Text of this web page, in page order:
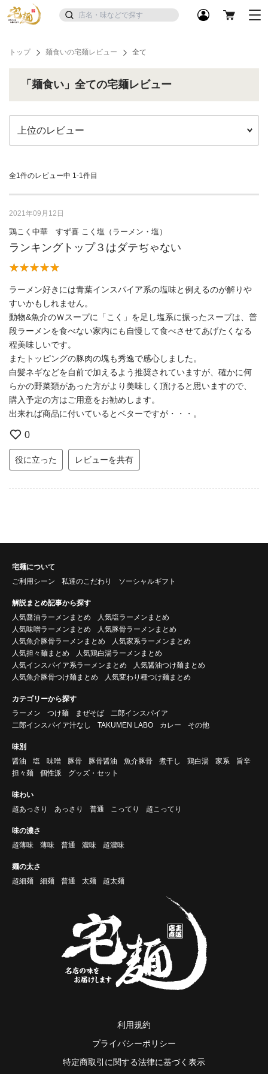
トップ 麺食いの宅麺レビュー 全て
「麺食い」全ての宅麺レビュー
全1件のレビュー中 1-1件目
2021年09月12日
鶏こく中華 すず喜 こく塩（ラーメン・塩）
ランキングトップ３はダテぢゃない
ラーメン好きには青葉インスパイア系の塩味と例えるのが解りや
すいかもしれません。
動物&魚介のＷスープに「こく」を足し塩系に振ったスープは、普
段ラーメンを食べない家内にも自慢して食べさせてあげたくなる
程美味しいです。
またトッピングの豚肉の塊も秀逸で感心しました。
白髪ネギなどを自前で加えるよう推奨されていますが、確かに何
らかの野菜類があった方がより美味しく頂けると思いますので、
購入予定の方はご用意をお勧めします。
出来れば商品に付いているとベターですが・・・。
0
役に立った レビューを共有
宅麺について
ご利用シーン
私達のこだわり ソーシャルギフト
解説まとめ記事から探す
人気醤油ラーメンまとめ
人気塩ラーメンまとめ
人気味噌ラーメンまとめ
人気豚骨ラーメンまとめ
人気魚介豚骨ラーメンまとめ
人気家系ラーメンまとめ
人気担々麺まとめ
人気鶏白湯ラーメンまとめ
人気インスパイア系ラーメンまとめ
人気醤油つけ麺まとめ
人気魚介豚骨つけ麺まとめ
人気変わり種つけ麺まとめ
カテゴリーから探す
ラーメン
つけ麺 まぜそば
二郎インスパイア
二郎インスパイア汁なし
TAKUMEN LABO カレー その他
味別
醤油
塩 味噌 豚骨 豚骨醤油 魚介豚骨 煮干し 鶏白湯 家系
旨辛
担々麺
個性派 グッズ・セット
味わい
超あっさり
あっさり 普通 こってり 超こってり
味の濃さ
超薄味
薄味 普通 濃味 超濃味
麺の太さ
超細麺
細麺 普通 太麺 超太麺
利用規約
プライバシーポリシー
特定商取引に関する法律に基づく表示